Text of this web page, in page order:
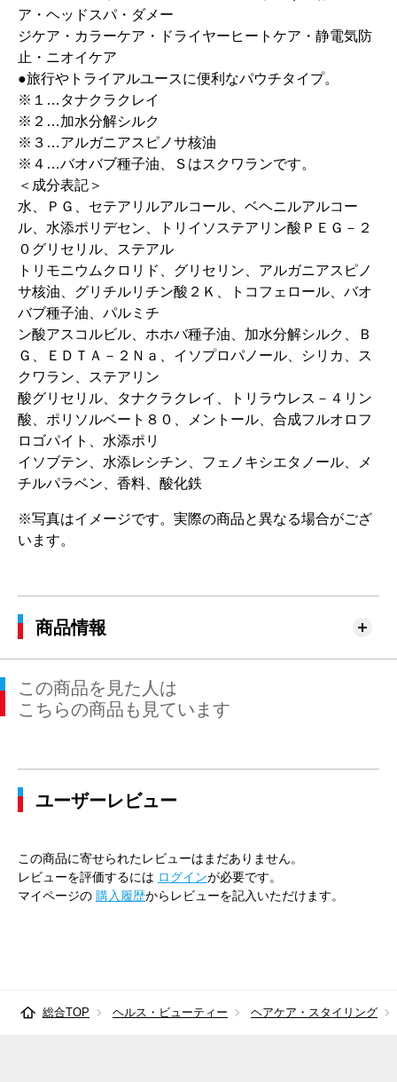
ア・ヘッドスパ・ダメー
ジケア・カラーケア・ドライヤーヒートケア・静電気防
止・ニオイケア
●旅行やトライアルユースに便利なパウチタイプ。
※１…タナクラクレイ
※２…加水分解シルク
※３…アルガニアスピノサ核油
※４…バオバブ種子油、Ｓはスクワランです。
＜成分表記＞
水、ＰＧ、セテアリルアルコール、ベヘニルアルコー
ル、水添ポリデセン、トリイソステアリン酸ＰＥＧ－２
０グリセリル、ステアル
トリモニウムクロリド、グリセリン、アルガニアスピノ
サ核油、グリチルリチン酸２Ｋ、トコフェロール、バオ
バブ種子油、パルミチ
ン酸アスコルビル、ホホバ種子油、加水分解シルク、Ｂ
Ｇ、ＥＤＴＡ－２Ｎａ、イソプロパノール、シリカ、ス
クワラン、ステアリン
酸グリセリル、タナクラクレイ、トリラウレス－４リン
酸、ポリソルベート８０、メントール、合成フルオロフ
ロゴパイト、水添ポリ
イソブテン、水添レシチン、フェノキシエタノール、メ
チルパラベン、香料、酸化鉄
※写真はイメージです。実際の商品と異なる場合がござ
います。
商品情報
この商品を見た人は
こちらの商品も見ています
ユーザーレビュー
この商品に寄せられたレビューはまだありません。
レビューを評価するには ログインが必要です。
マイページの 購入履歴からレビューを記入いただけます。
総合TOP ヘルス・ビューティー ヘアケア・スタイリング